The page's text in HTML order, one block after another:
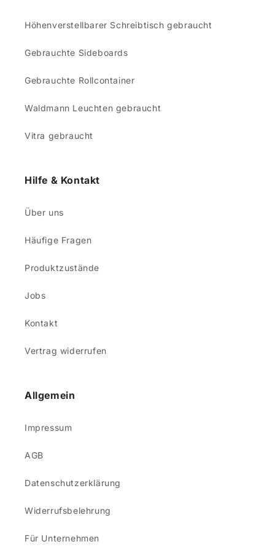
Höhenverstellbarer Schreibtisch gebraucht
Gebrauchte Sideboards
Gebrauchte Rollcontainer
Waldmann Leuchten gebraucht
Vitra gebraucht
Hilfe & Kontakt
Über uns
Häufige Fragen
Produktzustände
Jobs
Kontakt
Vertrag widerrufen
Allgemein
Impressum
AGB
Datenschutzerklärung
Widerrufsbelehrung
Für Unternehmen